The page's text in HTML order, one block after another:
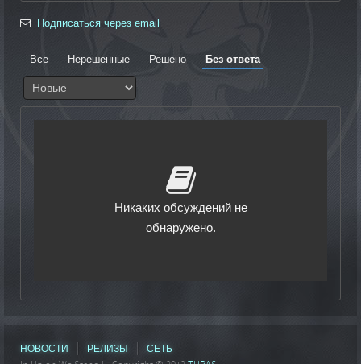
Подписаться через email
Все Нерешенные Решено Без ответа
Никаких обсуждений не
обнаружено.
НОВОСТИ РЕЛИЗЫ
СЕТЬ